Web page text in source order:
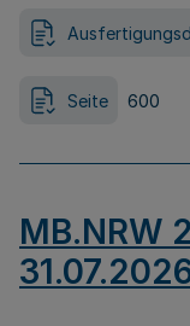
Seite 600
MB.NRW